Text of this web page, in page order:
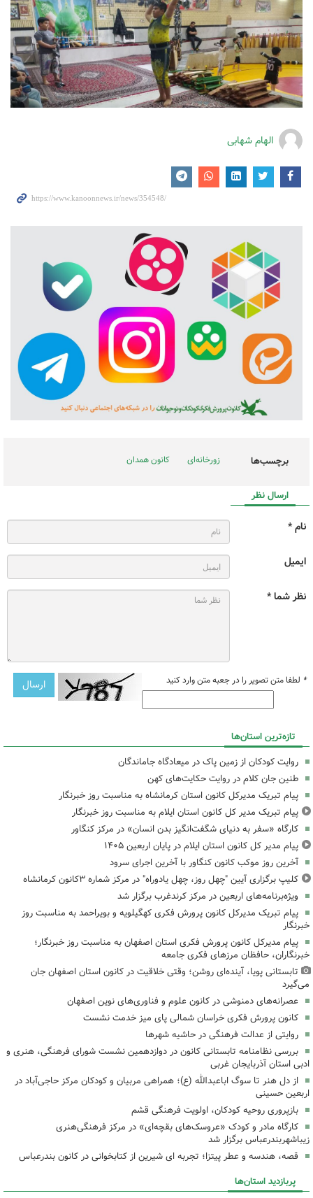
الهام شهابی
برچسب‌ها زورخانه‌ای کانون همدان
ارسال نظر
نام *
ایمیل
نظر شما *
* لطفا متن تصویر را در جعبه متن وارد کنید
تازه‌ترین استان‌ها
روایت کودکان از زمین پاک در میعادگاه جاماندگان
طنین جان کلام در روایت حکایت‌های کهن
پیام تبریک مدیرکل کانون استان کرمانشاه به مناسبت روز خبرنگار
پیام تبریک مدیر کل کانون استان ایلام به مناسبت روز خبرنگار
کارگاه «سفر به دنیای شگفت‌انگیز بدن انسان» در مرکز کنگاور
پیام مدیر کل کانون استان ایلام در پایان اربعین ۱۴۰۵
آخرین روز موکب کانون کنگاور با آخرین اجرای سرود
کلیپ برگزاری آیین "چهل روز، چهل یادوراه" در مرکز شماره ۳کانون کرمانشاه
ویژه‌برنامه‌های اربعین در مرکز کرندغرب برگزار شد
پیام تبریک مدیرکل کانون پرورش فکری کهگیلویه و بویراحمد به مناسبت روز
خبرنگار
پیام مدیرکل کانون پرورش فکری استان اصفهان به مناسبت روز خبرنگار؛
خبرنگاران، حافظان مرزهای فکری جامعه
تابستانی پویا، آینده‌ای روشن؛ وقتی خلاقیت در کانون استان اصفهان جان
می‌گیرد
عصرانه‌های دمنوشی در کانون علوم و فناوری‌های نوین اصفهان
کانون پرورش فکری خراسان شمالی پای میز خدمت نشست
روایتی از عدالت فرهنگی در حاشیه شهرها
بررسی نظامنامه تابستانی کانون در دوازدهمین نشست شورای فرهنگی، هنری و
ادبی استان آذربایجان غربی
از دل هنر تا سوگ اباعبدالله (ع)؛ همراهی مربیان و کودکان مرکز حاجی‌آباد در
اربعین حسینی
بازپروری روحیه کودکان، اولویت فرهنگی قشم
کارگاه مادر و کودک «عروسک‌های بقچه‌ای» در مرکز فرهنگی‌هنری
زیباشهربندرعباس برگزار شد
قصه، هندسه و عطر پیتزا؛ تجربه ای شیرین از کتابخوانی در کانون بندرعباس
پربازدید استان‌ها